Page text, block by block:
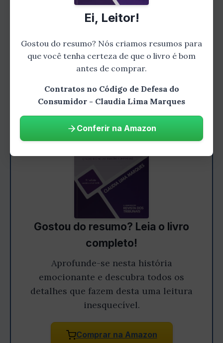
consumidores têm direito. Claudia Lima
Marques também discute a responsabilidade
exemplos práticos para facilitar a
compreensão do leitor.
Gostou do resumo? Leia o livro
completo!
Aprofunde-se nesta história
emocionante e descubra todos os
detalhes que fazem desta uma leitura
inesquecível.
Comprar na Amazon
Ei, Leitor!
Gostou do resumo? Nós criamos resumos para
que você tenha certeza de que o livro é bom
antes de comprar.
Contratos no Código de Defesa do
Consumidor - Claudia Lima Marques
Conferir na Amazon